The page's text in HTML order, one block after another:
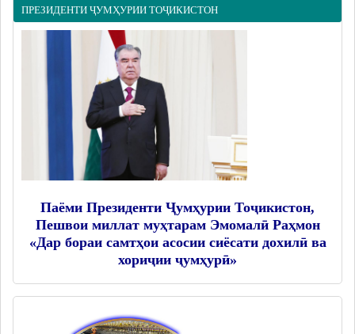
ПРЕЗИДЕНТИ ҶУМҲУРИИ ТОҶИКИСТОН
Паёми Президенти Ҷумҳурии Тоҷикистон,
Пешвои миллат муҳтарам Эмомалӣ Раҳмон
«Дар бораи самтҳои асосии сиёсати дохилӣ ва
хориҷии ҷумҳурӣ»